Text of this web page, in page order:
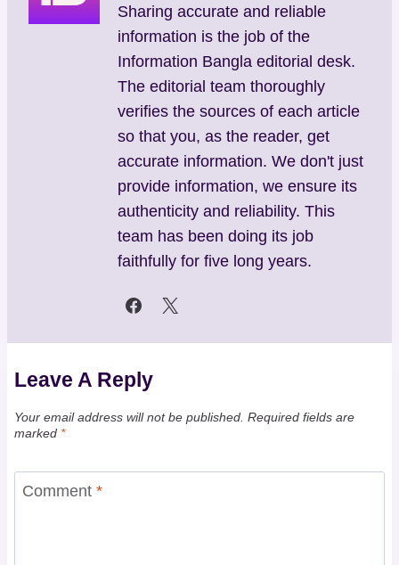
Sharing accurate and reliable
information is the job of the
Information Bangla editorial desk.
The editorial team thoroughly
verifies the sources of each article
so that you, as the reader, get
accurate information. We don't just
provide information, we ensure its
authenticity and reliability. This
team has been doing its job
faithfully for five long years.
Leave A Reply
Your email address will not be published. Required fields are
marked *
Comment *